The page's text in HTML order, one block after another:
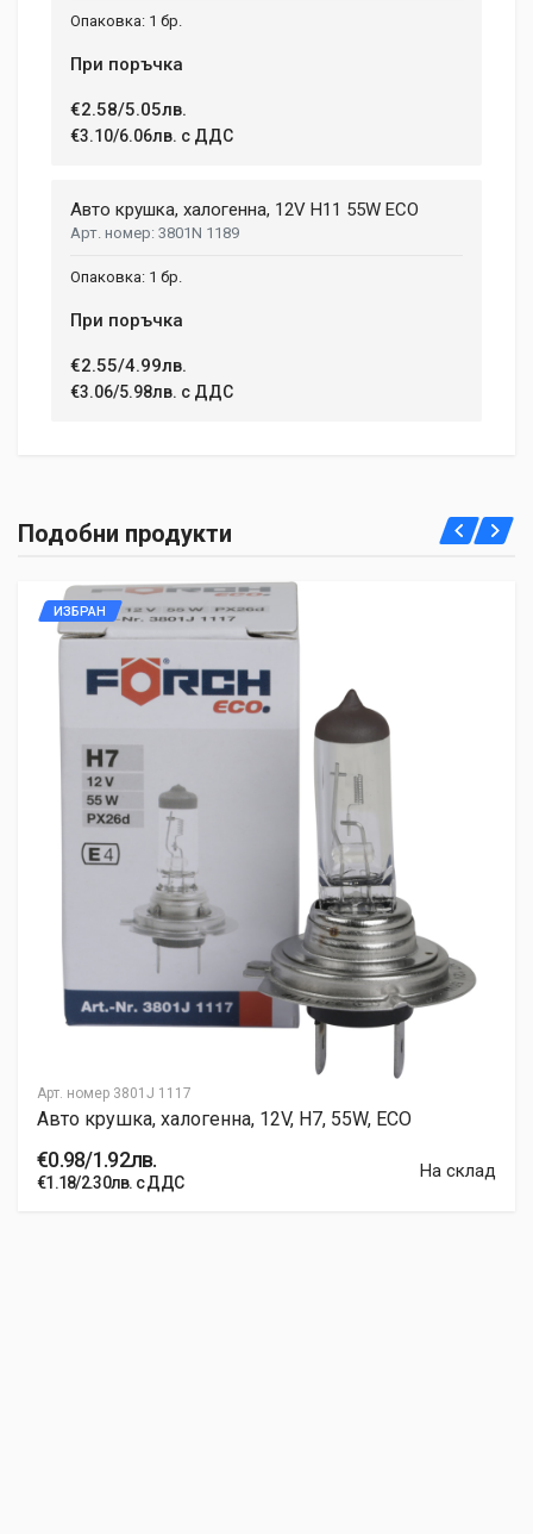
1 бр.
При поръчка
€2.58/5.05лв.
€3.10/6.06лв. с ДДС
Авто крушка, халогенна, 12V H11 55W ECO
3801N 1189
1 бр.
При поръчка
€2.55/4.99лв.
€3.06/5.98лв. с ДДС
Подобни продукти
Арт. номер 3801J 1117
ИЗБРАН
Авто крушка, халогенна, 12V, H7, 55W, ECO
€0.98/1.92лв.
€1.18/2.30лв. с ДДС
На склад